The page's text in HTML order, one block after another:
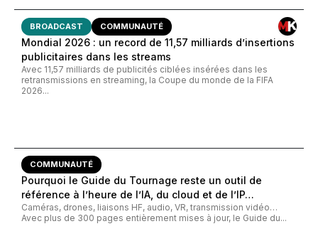
BROADCAST COMMUNAUTÉ
Mondial 2026 : un record de 11,57 milliards d’insertions
publicitaires dans les streams
Avec 11,57 milliards de publicités ciblées insérées dans les
retransmissions en streaming, la Coupe du monde de la FIFA
2026...
COMMUNAUTÉ
Pourquoi le Guide du Tournage reste un outil de
référence à l’heure de l’IA, du cloud et de l’IP…
Caméras, drones, liaisons HF, audio, VR, transmission vidéo…
Avec plus de 300 pages entièrement mises à jour, le Guide du...